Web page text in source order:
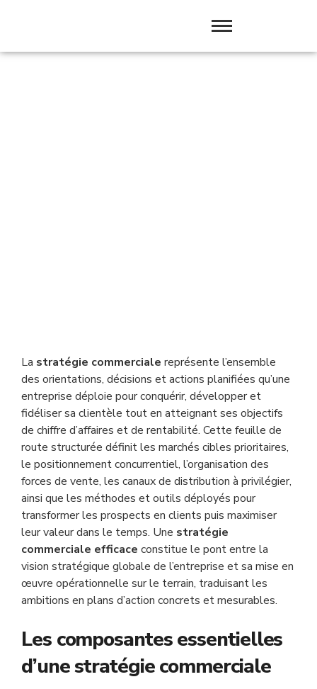
La stratégie commerciale représente l’ensemble
des orientations, décisions et actions planifiées qu’une
entreprise déploie pour conquérir, développer et
fidéliser sa clientèle tout en atteignant ses objectifs
de chiffre d’affaires et de rentabilité. Cette feuille de
route structurée définit les marchés cibles prioritaires,
le positionnement concurrentiel, l’organisation des
forces de vente, les canaux de distribution à privilégier,
ainsi que les méthodes et outils déployés pour
transformer les prospects en clients puis maximiser
leur valeur dans le temps. Une stratégie
commerciale efficace constitue le pont entre la
vision stratégique globale de l’entreprise et sa mise en
œuvre opérationnelle sur le terrain, traduisant les
ambitions en plans d’action concrets et mesurables.
Les composantes essentielles
d’une stratégie commerciale